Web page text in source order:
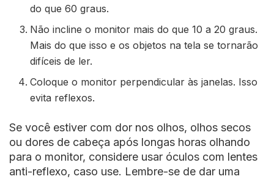
do que 60 graus.
Não incline o monitor mais do que 10 a 20 graus.
Mais do que isso e os objetos na tela se tornarão
difíceis de ler.
Coloque o monitor perpendicular às janelas. Isso
evita reflexos.
Se você estiver com dor nos olhos, olhos secos
ou dores de cabeça após longas horas olhando
para o monitor, considere usar óculos com lentes
anti-reflexo, caso use. Lembre-se de dar uma